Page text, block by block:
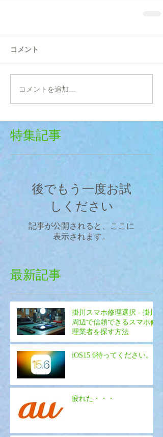
コメント
コメントを追加…
特集記事
後でもう一度お試
しください
記事が公開されると、ここに
表示されます。
最新記事
掛川スマホ修理選択 - 掛川
周辺で信頼できるスマホ修
理業者を探す方法
iOS15.6待ってください。
疲れた・・・